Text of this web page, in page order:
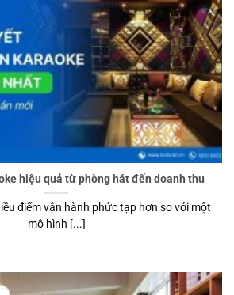
hiệu quả từ phòng hát đến doanh thu
điểm vận hành phức tạp hơn so với một
mô hình [...]